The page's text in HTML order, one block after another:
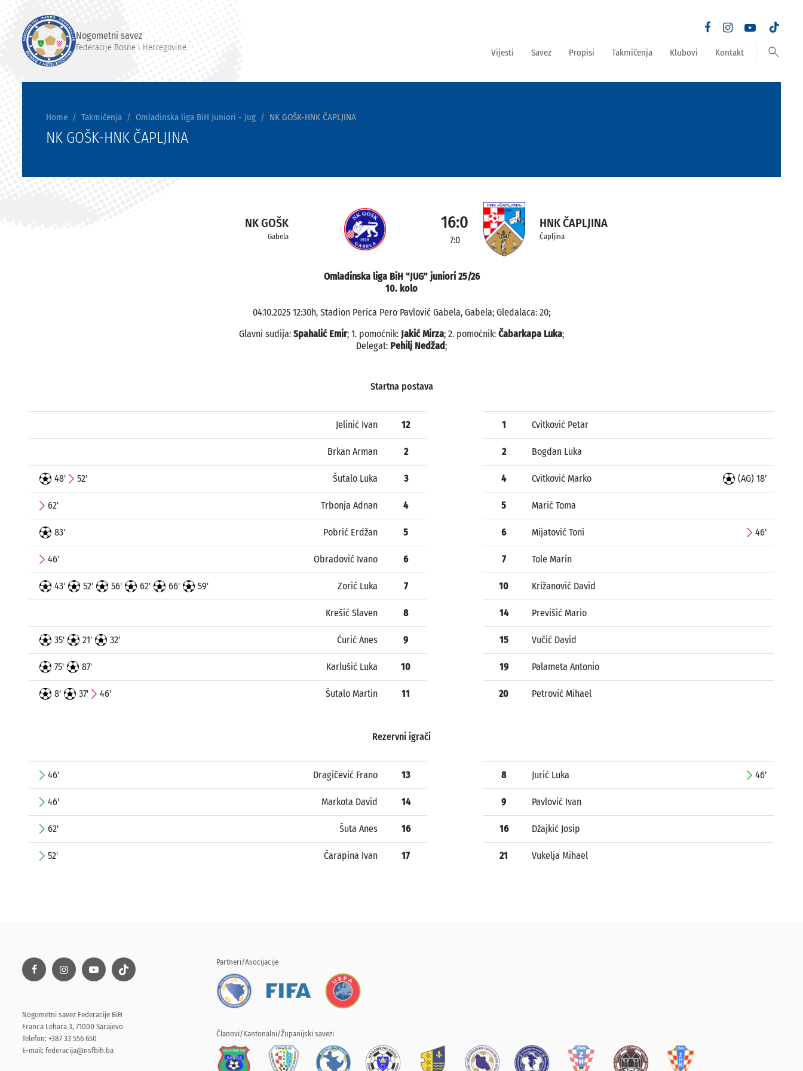
Nogometni savez
Federacije Bosne i Hercegovine Vijesti Savez Propisi Takmičenja Klubovi Kontakt search
Home Takmičenja Omladinska liga BiH Juniori - Jug NK GOŠK-HNK ČAPLJINA
NK GOŠK-HNK ČAPLJINA
NK GOŠK
Gabela
16:0
7:0
HNK ČAPLJINA
Čapljina
Omladinska liga BiH "JUG" juniori 25/26
10. kolo
04.10.2025 12:30h, Stadion Perica Pero Pavlović Gabela, Gabela; Gledalaca: 20;
Glavni sudija: Spahalić Emir; 1. pomoćnik: Jakić Mirza; 2. pomoćnik: Čabarkapa Luka;
Delegat: Pehilj Nedžad;
Startna postava
Jelinić Ivan 12
Brkan Arman 2
48' 52' Šutalo Luka 3
62' Trbonja Adnan 4
83' Pobrić Erdžan 5
46' Obradović Ivano 6
43' 52' 56' 62' 66' 59' Zorić Luka 7
Krešić Slaven 8
35' 21' 32' Ćurić Anes 9
75' 87' Karlušić Luka 10
8' 37' 46' Šutalo Martin 11
1 Cvitković Petar
2 Bogdan Luka
4 Cvitković Marko (AG) 18'
5 Marić Toma
6 Mijatović Toni 46'
7 Tole Marin
10 Križanović David
14 Previšić Mario
15 Vučić David
19 Palameta Antonio
20 Petrović Mihael
Rezervni igrači
46' Dragičević Frano 13
46' Markota David 14
62' Šuta Anes 16
52' Čarapina Ivan 17
8 Jurić Luka 46'
9 Pavlović Ivan
16 Džajkić Josip
21 Vukelja Mihael
Nogometni savez Federacije BiH
Franca Lehara 3, 71000 Sarajevo
Telefon: +387 33 556 650
E-mail: federacija@nsfbih.ba
Partneri/Asocijacije
Članovi/Kantonalni/Županijski savezi